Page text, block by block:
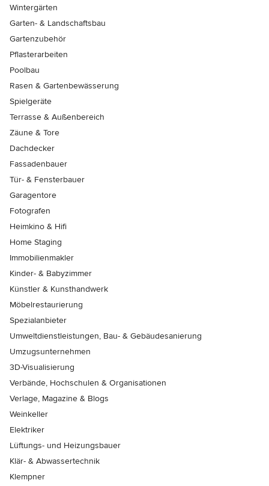
Wintergärten
Garten- & Landschaftsbau
Gartenzubehör
Pflasterarbeiten
Poolbau
Rasen & Gartenbewässerung
Spielgeräte
Terrasse & Außenbereich
Zäune & Tore
Dachdecker
Fassadenbauer
Tür- & Fensterbauer
Garagentore
Fotografen
Heimkino & Hifi
Home Staging
Immobilienmakler
Kinder- & Babyzimmer
Künstler & Kunsthandwerk
Möbelrestaurierung
Spezialanbieter
Umweltdienstleistungen, Bau- & Gebäudesanierung
Umzugsunternehmen
3D-Visualisierung
Verbände, Hochschulen & Organisationen
Verlage, Magazine & Blogs
Weinkeller
Elektriker
Lüftungs- und Heizungsbauer
Klär- & Abwassertechnik
Klempner